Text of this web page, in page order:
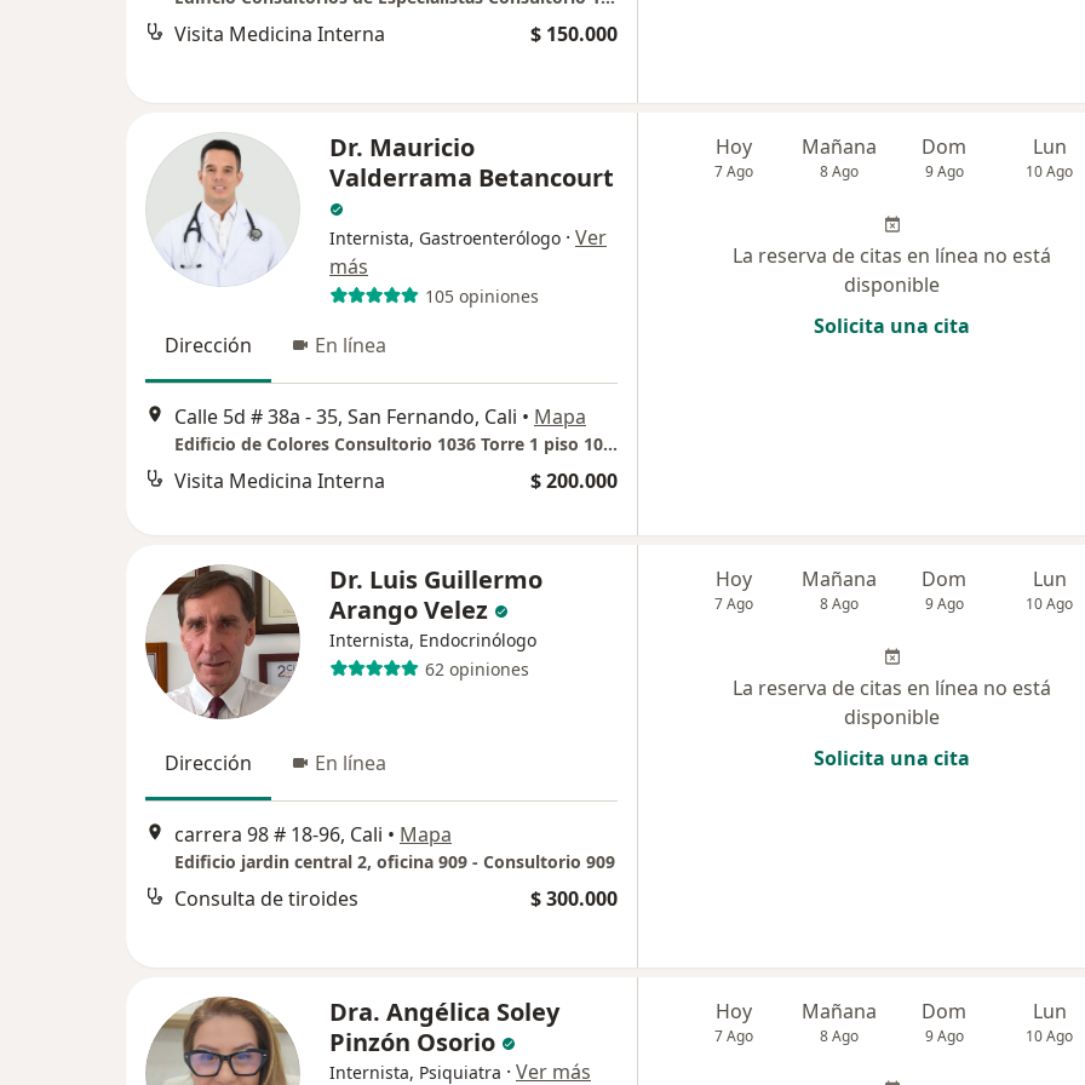
Visita Medicina Interna $ 150.000
Dr. Mauricio
Valderrama Betancourt
Internista, Gastroenterólogo · Ver
más
105 opiniones
Dirección En línea
Calle 5d # 38a - 35, San Fernando, Cali • Mapa
Edificio de Colores Consultorio 1036 Torre 1 piso 10. Edificio Vida Centro Profesional PH
Visita Medicina Interna $ 200.000
Hoy
7 Ago
Mañana
8 Ago
Dom
9 Ago
Lun
10 Ago
La reserva de citas en línea no está
disponible
Solicita una cita
Dr. Luis Guillermo
Arango Velez
Internista, Endocrinólogo
62 opiniones
Dirección En línea
carrera 98 # 18-96, Cali • Mapa
Edificio jardin central 2, oficina 909 - Consultorio 909
Consulta de tiroides $ 300.000
Hoy
7 Ago
Mañana
8 Ago
Dom
9 Ago
Lun
10 Ago
La reserva de citas en línea no está
disponible
Solicita una cita
Dra. Angélica Soley
Pinzón Osorio
Internista, Psiquiatra · Ver más
Hoy
7 Ago
Mañana
8 Ago
Dom
9 Ago
Lun
10 Ago